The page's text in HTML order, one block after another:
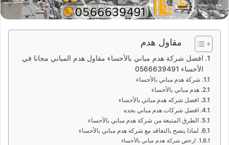
مقاول هدم
افضل شركة هدم مباني بالأحساء مقاول هدم المباني مجانا في
الأحساء 0566639491
شركة هدم مباني بالأحساء
هدم مباني بالأحساء
افضل شركه هدم مباني بالأحساء
افضل شركات هدم مباني بجده
الطرق المتبعة من شركة هدم مباني بالأحساء
لماذا ينصح بالتعاقد مع شركة هدم مباني بالأحساء
ارخص شركة هدم مباني بالأحساء